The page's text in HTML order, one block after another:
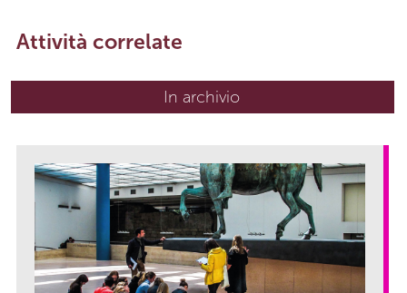
Attività correlate
In archivio